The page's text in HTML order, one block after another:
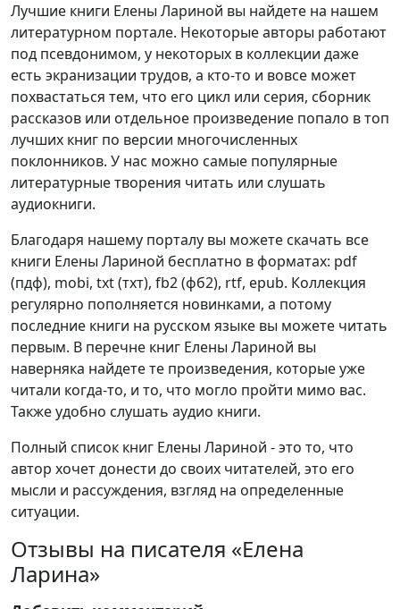
Лучшие книги Елены Лариной вы найдете на нашем
литературном портале. Некоторые авторы работают
под псевдонимом, у некоторых в коллекции даже
есть экранизации трудов, а кто-то и вовсе может
похвастаться тем, что его цикл или серия, сборник
рассказов или отдельное произведение попало в топ
лучших книг по версии многочисленных
поклонников. У нас можно самые популярные
литературные творения читать или слушать
аудиокниги.
Благодаря нашему порталу вы можете скачать все
книги Елены Лариной бесплатно в форматах: pdf
(пдф), mobi, txt (тхт), fb2 (фб2), rtf, epub. Коллекция
регулярно пополняется новинками, а потому
последние книги на русском языке вы можете читать
первым. В перечне книг Елены Лариной вы
наверняка найдете те произведения, которые уже
читали когда-то, и то, что могло пройти мимо вас.
Также удобно слушать аудио книги.
Полный список книг Елены Лариной - это то, что
автор хочет донести до своих читателей, это его
мысли и рассуждения, взгляд на определенные
ситуации.
Отзывы на писателя «Елена
Ларина»